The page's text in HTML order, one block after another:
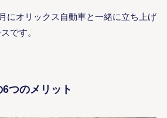
にオリックス自動車と一緒に立ち上げ
です。
つのメリット